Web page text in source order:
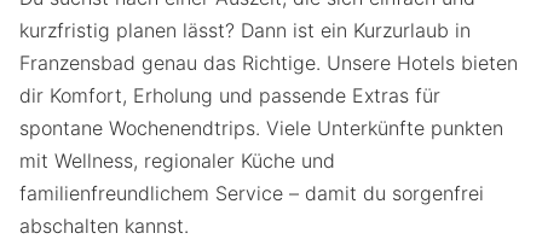
kurzfristig planen lässt? Dann ist ein Kurzurlaub in
Franzensbad genau das Richtige. Unsere Hotels bieten
dir Komfort, Erholung und passende Extras für
spontane Wochenendtrips. Viele Unterkünfte punkten
mit Wellness, regionaler Küche und
familienfreundlichem Service – damit du sorgenfrei
abschalten kannst.